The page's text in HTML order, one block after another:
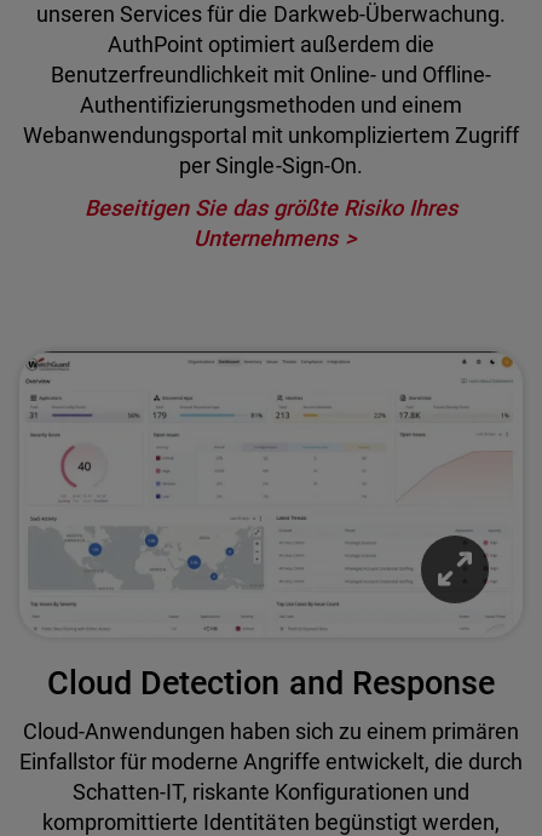
unseren Services für die Darkweb-Überwachung.
AuthPoint optimiert außerdem die
Benutzerfreundlichkeit mit Online- und Offline-
Authentifizierungsmethoden und einem
Webanwendungsportal mit unkompliziertem Zugriff
per Single-Sign-On.
Beseitigen Sie das größte Risiko Ihres
Unternehmens
Cloud Detection and Response
Cloud-Anwendungen haben sich zu einem primären
Einfallstor für moderne Angriffe entwickelt, die durch
Schatten-IT, riskante Konfigurationen und
kompromittierte Identitäten begünstigt werden,